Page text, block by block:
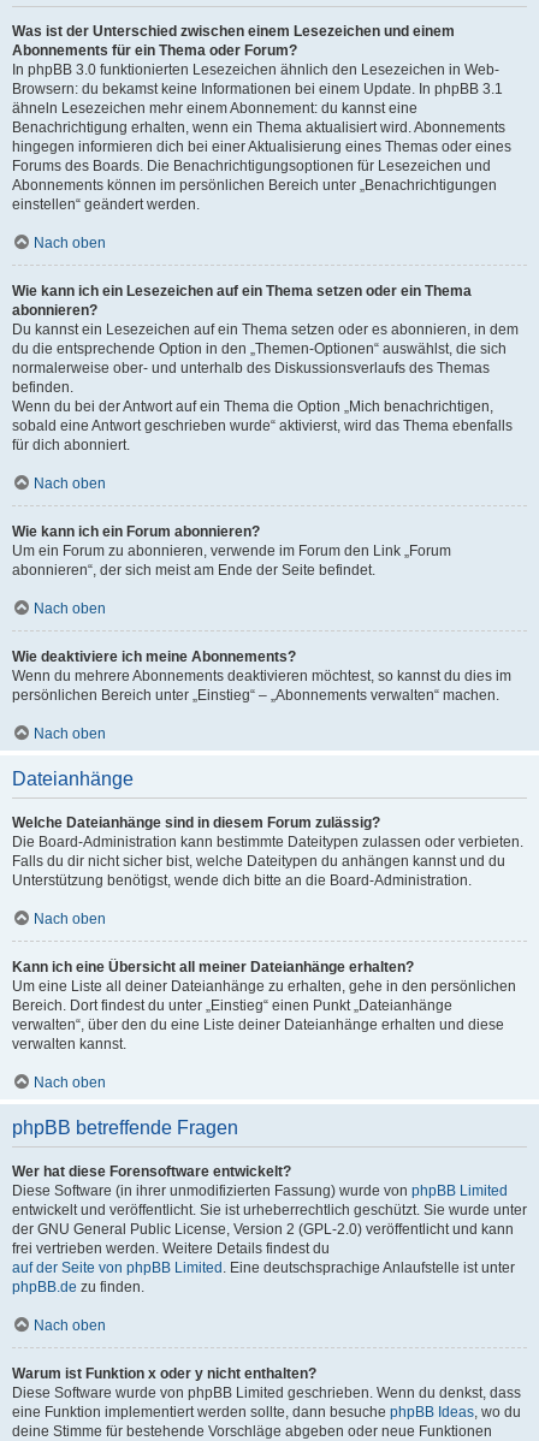
Was ist der Unterschied zwischen einem Lesezeichen und einem
Abonnements für ein Thema oder Forum?
In phpBB 3.0 funktionierten Lesezeichen ähnlich den Lesezeichen in Web-
Browsern: du bekamst keine Informationen bei einem Update. In phpBB 3.1
ähneln Lesezeichen mehr einem Abonnement: du kannst eine
Benachrichtigung erhalten, wenn ein Thema aktualisiert wird. Abonnements
hingegen informieren dich bei einer Aktualisierung eines Themas oder eines
Forums des Boards. Die Benachrichtigungsoptionen für Lesezeichen und
Abonnements können im persönlichen Bereich unter „Benachrichtigungen
einstellen“ geändert werden.
Nach oben
Wie kann ich ein Lesezeichen auf ein Thema setzen oder ein Thema
abonnieren?
Du kannst ein Lesezeichen auf ein Thema setzen oder es abonnieren, in dem
du die entsprechende Option in den „Themen-Optionen“ auswählst, die sich
normalerweise ober- und unterhalb des Diskussionsverlaufs des Themas
befinden.
Wenn du bei der Antwort auf ein Thema die Option „Mich benachrichtigen,
sobald eine Antwort geschrieben wurde“ aktivierst, wird das Thema ebenfalls
für dich abonniert.
Nach oben
Wie kann ich ein Forum abonnieren?
Um ein Forum zu abonnieren, verwende im Forum den Link „Forum
abonnieren“, der sich meist am Ende der Seite befindet.
Nach oben
Wie deaktiviere ich meine Abonnements?
Wenn du mehrere Abonnements deaktivieren möchtest, so kannst du dies im
persönlichen Bereich unter „Einstieg“ – „Abonnements verwalten“ machen.
Nach oben
Dateianhänge
Welche Dateianhänge sind in diesem Forum zulässig?
Die Board-Administration kann bestimmte Dateitypen zulassen oder verbieten.
Falls du dir nicht sicher bist, welche Dateitypen du anhängen kannst und du
Unterstützung benötigst, wende dich bitte an die Board-Administration.
Nach oben
Kann ich eine Übersicht all meiner Dateianhänge erhalten?
Um eine Liste all deiner Dateianhänge zu erhalten, gehe in den persönlichen
Bereich. Dort findest du unter „Einstieg“ einen Punkt „Dateianhänge
verwalten“, über den du eine Liste deiner Dateianhänge erhalten und diese
verwalten kannst.
Nach oben
phpBB betreffende Fragen
Wer hat diese Forensoftware entwickelt?
Diese Software (in ihrer unmodifizierten Fassung) wurde von phpBB Limited
entwickelt und veröffentlicht. Sie ist urheberrechtlich geschützt. Sie wurde unter
der GNU General Public License, Version 2 (GPL-2.0) veröffentlicht und kann
frei vertrieben werden. Weitere Details findest du
auf der Seite von phpBB Limited . Eine deutschsprachige Anlaufstelle ist unter
phpBB.de zu finden.
Nach oben
Warum ist Funktion x oder y nicht enthalten?
Diese Software wurde von phpBB Limited geschrieben. Wenn du denkst, dass
eine Funktion implementiert werden sollte, dann besuche phpBB Ideas, wo du
deine Stimme für bestehende Vorschläge abgeben oder neue Funktionen